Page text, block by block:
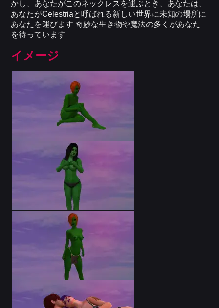
かし、あなたがこのネックレスを運ぶとき、あなたは、
あなたがCelestriaと呼ばれる新しい世界に未知の場所に
あなたを運びます 奇妙な生き物や魔法の多くがあなた
を待っています
イメージ